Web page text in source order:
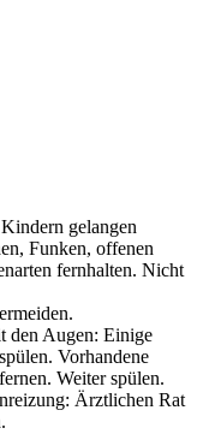
gelangen
Funken, offenen
fernhalten. Nicht
den Augen: Einige
Vorhandene
Weiter spülen.
Ärztlichen Rat